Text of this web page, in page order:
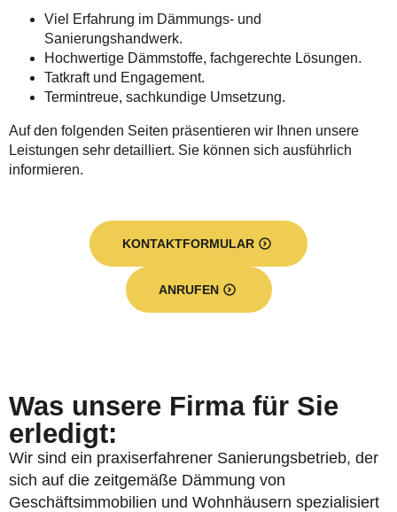
Viel Erfahrung im Dämmungs- und
Sanierungshandwerk.
Hochwertige Dämmstoffe, fachgerechte Lösungen.
Tatkraft und Engagement.
Termintreue, sachkundige Umsetzung.
Auf den folgenden Seiten präsentieren wir Ihnen unsere
Leistungen sehr detailliert. Sie können sich ausführlich
informieren.
KONTAKTFORMULAR
ANRUFEN
Was unsere Firma für Sie
erledigt:
Wir sind ein praxiserfahrener Sanierungsbetrieb, der
sich auf die zeitgemäße Dämmung von
Geschäftsimmobilien und Wohnhäusern spezialisiert